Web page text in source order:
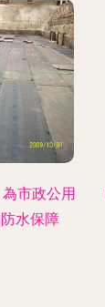
市政公用
水保障